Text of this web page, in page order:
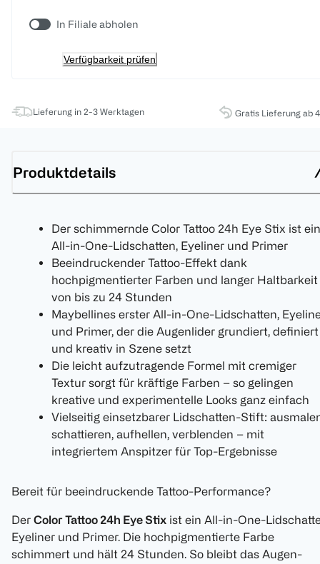
In Filiale abholen
Verfügbarkeit prüfen
Lieferung in 2-3 Werktagen Gratis Lieferung ab
Produktdetails
Der schimmernde Color Tattoo 24h Eye Stix ist ein
All-in-One-Lidschatten, Eyeliner und Primer
Beeindruckender Tattoo-Effekt dank
hochpigmentierter Farben und langer Haltbarkeit
von bis zu 24 Stunden
Maybellines erster All-in-One-Lidschatten,
und Primer, der die Augenlider grundiert, definiert
und kreativ in Szene setzt
Die leicht aufzutragende Formel mit cremiger
Textur sorgt für kräftige Farben – so gelingen
kreative und experimentelle Looks ganz einfach
Vielseitig einsetzbarer Lidschatten-Stift:
schattieren, aufhellen, verblenden – mit
integriertem Anspitzer für Top-Ergebnisse
Bereit für beeindruckende Tattoo-Performance?
Der Color Tattoo 24h Eye Stix ist ein All-in-One-
Eyeliner und Primer. Die hochpigmentierte Farbe
schimmert und hält 24 Stunden. So bleibt das Augen-